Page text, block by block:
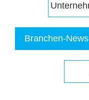
Branchen-News